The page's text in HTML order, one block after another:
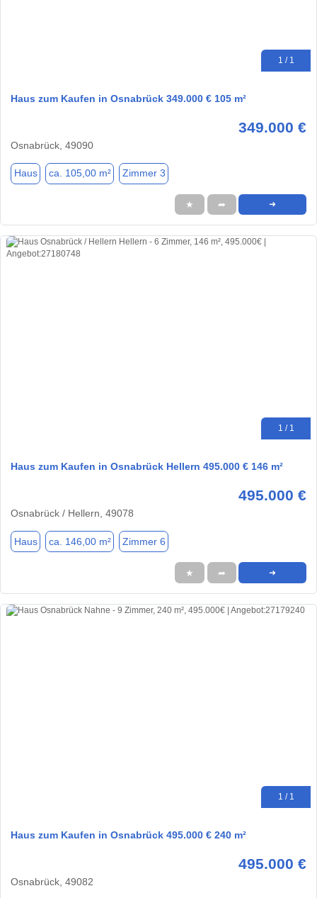
1 / 1
Haus zum Kaufen in Osnabrück 349.000 € 105 m²
349.000 €
Osnabrück, 49090
Haus ca. 105,00 m² Zimmer 3
★ ➦ ➜
1 / 1
Haus zum Kaufen in Osnabrück Hellern 495.000 € 146 m²
495.000 €
Osnabrück / Hellern, 49078
Haus ca. 146,00 m² Zimmer 6
★ ➦ ➜
1 / 1
Haus zum Kaufen in Osnabrück 495.000 € 240 m²
495.000 €
Osnabrück, 49082